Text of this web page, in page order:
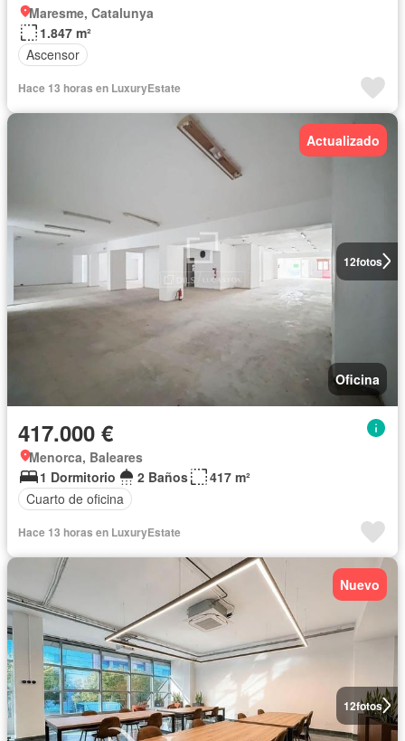
Maresme, Catalunya
1.847 m²
Ascensor
Hace 13 horas en LuxuryEstate
12fotos
Actualizado
Oficina
417.000 €
Menorca, Baleares
1 Dormitorio
2 Baños
417 m²
Cuarto de oficina
Hace 13 horas en LuxuryEstate
12fotos
Nuevo